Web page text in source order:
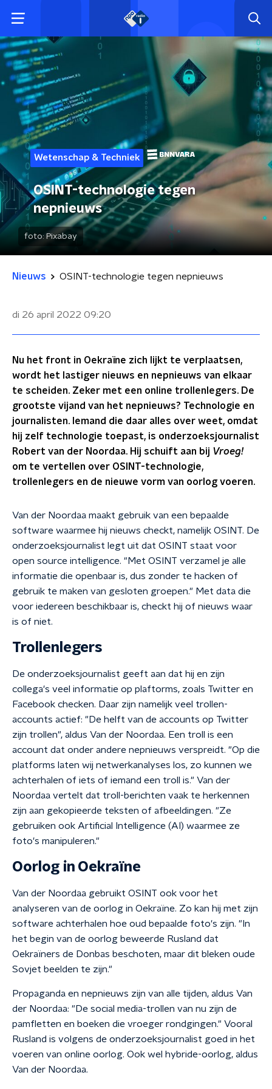
Wetenschap & Techniek
OSINT-technologie tegen
nepnieuws
foto: Pixabay
Nieuws OSINT-technologie tegen nepnieuws
di 26 april 2022 09:20
Nu het front in Oekraïne zich lijkt te verplaatsen,
wordt het lastiger nieuws en nepnieuws van elkaar
te scheiden. Zeker met een online trollenlegers. De
grootste vijand van het nepnieuws? Technologie en
journalisten. Iemand die daar alles over weet, omdat
hij zelf technologie toepast, is onderzoeksjournalist
Robert van der Noordaa. Hij schuift aan bij Vroeg!
om te vertellen over OSINT-technologie,
trollenlegers en de nieuwe vorm van oorlog voeren.
Van der Noordaa maakt gebruik van een bepaalde
software waarmee hij nieuws checkt, namelijk OSINT. De
onderzoeksjournalist legt uit dat OSINT staat voor
open source intelligence. "Met OSINT verzamel je alle
informatie die openbaar is, dus zonder te hacken of
gebruik te maken van gesloten groepen." Met data die
voor iedereen beschikbaar is, checkt hij of nieuws waar
is of niet.
Trollenlegers
De onderzoeksjournalist geeft aan dat hij en zijn
collega's veel informatie op plaftorms, zoals Twitter en
Facebook checken. Daar zijn namelijk veel trollen-
accounts actief: "De helft van de accounts op Twitter
zijn trollen", aldus Van der Noordaa. Een troll is een
account dat onder andere nepnieuws verspreidt. "Op die
platforms laten wij netwerkanalyses los, zo kunnen we
achterhalen of iets of iemand een troll is." Van der
Noordaa vertelt dat troll-berichten vaak te herkennen
zijn aan gekopieerde teksten of afbeeldingen. "Ze
gebruiken ook Artificial Intelligence (AI) waarmee ze
foto's manipuleren."
Oorlog in Oekraïne
Van der Noordaa gebruikt OSINT ook voor het
analyseren van de oorlog in Oekraïne. Zo kan hij met zijn
software achterhalen hoe oud bepaalde foto's zijn. "In
het begin van de oorlog beweerde Rusland dat
Oekraïners de Donbas beschoten, maar dit bleken oude
Sovjet beelden te zijn."
Propaganda en nepnieuws zijn van alle tijden, aldus Van
der Noordaa: "De social media-trollen van nu zijn de
pamfletten en boeken die vroeger rondgingen." Vooral
Rusland is volgens de onderzoeksjournalist goed in het
voeren van online oorlog. Ook wel hybride-oorlog, aldus
Van der Noordaa.